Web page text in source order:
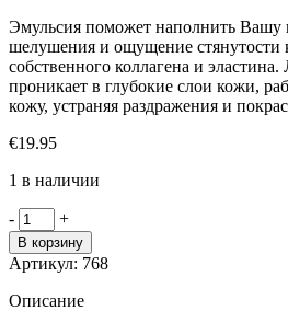
Эмульсия поможет наполнить Вашу
шелушения и ощущение стянутости
собственного коллагена и эластина.
проникает в глубокие слои кожи,
кожу, устраняя раздражения и
€19.95
1 в наличии
- Количество
товара
Coxir
Ultra
Hyaluronic
+
В корзину
Артикул: 768
Описание